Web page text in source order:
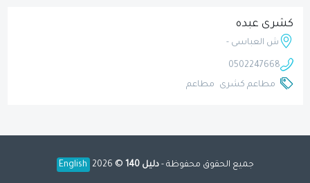
كشرى عبده
ش العباسى -
0502247668
مطاعم كشرى
مطاعم
جميع الحقوق محفوظة -دليل 140 ©
English